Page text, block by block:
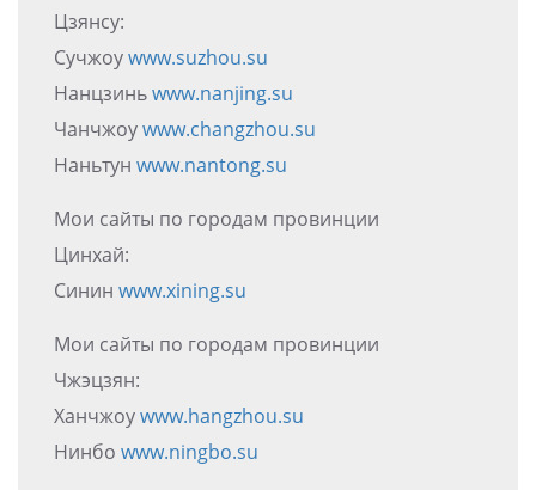
Цзянсу:
Сучжоуwww.suzhou.su
Нанцзиньwww.nanjing.su
Чанчжоуwww.changzhou.su
Наньтун www.nantong.su
Мои сайты по городам провинции
Цинхай:
Синин www.xining.su
Мои сайты по городам провинции
Чжэцзян:
Ханчжоуwww.hangzhou.su
Нинбо www.ningbo.su